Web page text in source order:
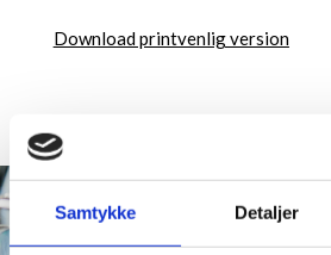
Samtykke Detaljer
Download printvenlig version